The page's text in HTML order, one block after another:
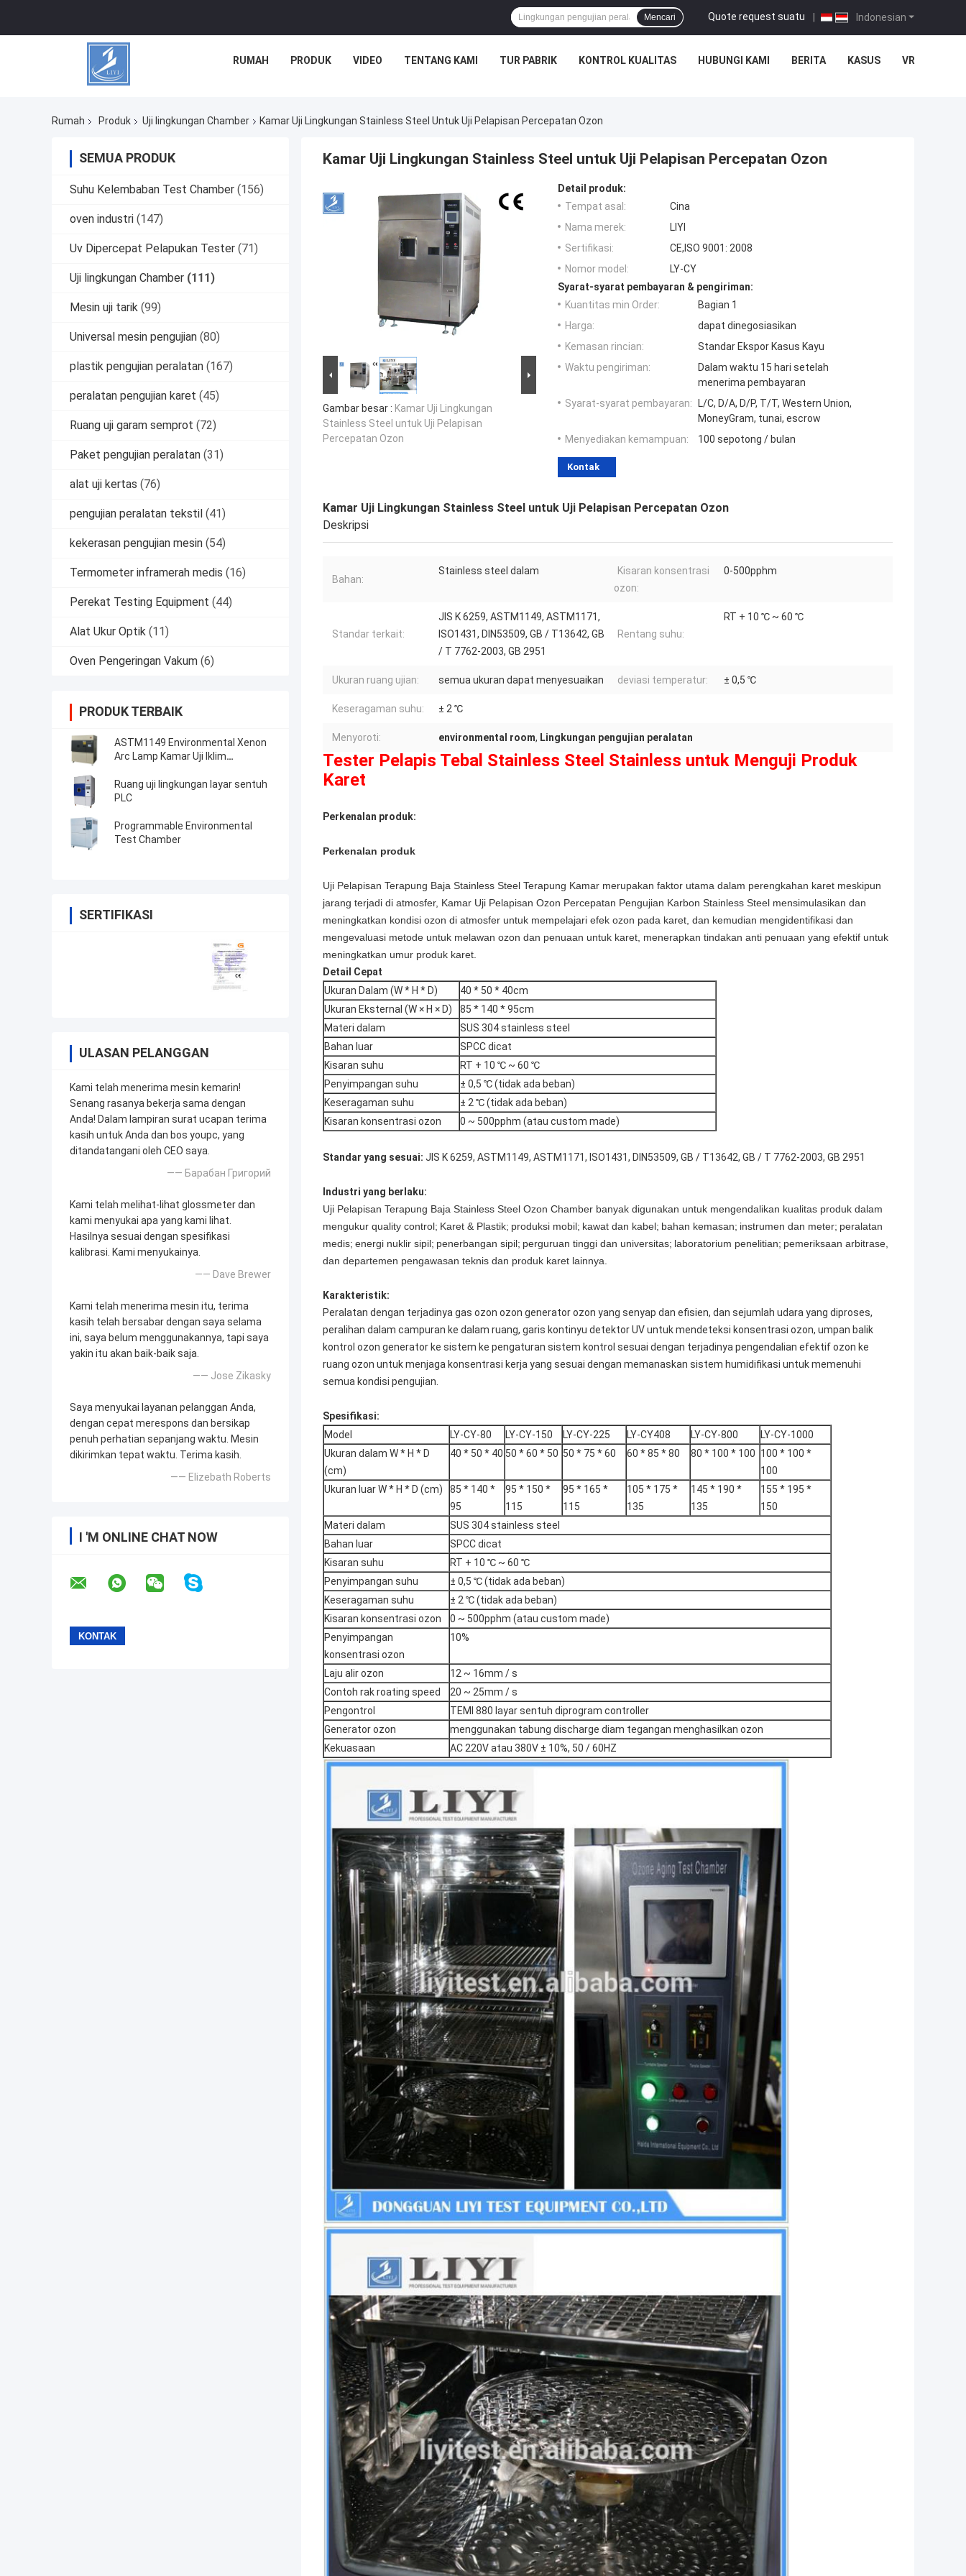
Indonesian
Quote request suatu |
Mencari
RUMAH PRODUK VIDEO TENTANG KAMI TUR PABRIK KONTROL KUALITAS HUBUNGI KAMI BERITA KASUS VR
Rumah Produk Uji lingkungan Chamber Kamar Uji Lingkungan Stainless Steel Untuk Uji Pelapisan Percepatan Ozon
SEMUA PRODUK
Suhu Kelembaban Test Chamber (156)
oven industri (147)
Uv Dipercepat Pelapukan Tester (71)
Uji lingkungan Chamber (111)
Mesin uji tarik (99)
Universal mesin pengujian (80)
plastik pengujian peralatan (167)
peralatan pengujian karet (45)
Ruang uji garam semprot (72)
Paket pengujian peralatan (31)
alat uji kertas (76)
pengujian peralatan tekstil (41)
kekerasan pengujian mesin (54)
Termometer inframerah medis (16)
Perekat Testing Equipment (44)
Alat Ukur Optik (11)
Oven Pengeringan Vakum (6)
PRODUK TERBAIK
ASTM1149 Environmental Xenon
Arc Lamp Kamar Uji Iklim
Ruang uji lingkungan layar sentuh
PLC
Programmable Environmental
Test Chamber
SERTIFIKASI
ULASAN PELANGGAN
Kami telah menerima mesin kemarin!
Senang rasanya bekerja sama dengan
Anda! Dalam lampiran surat ucapan terima
kasih untuk Anda dan bos youpc, yang
ditandatangani oleh CEO saya.
—— Барабан Григорий
Kami telah melihat-lihat glossmeter dan
kami menyukai apa yang kami lihat.
Hasilnya sesuai dengan spesifikasi
kalibrasi. Kami menyukainya.
—— Dave Brewer
Kami telah menerima mesin itu, terima
kasih telah bersabar dengan saya selama
ini, saya belum menggunakannya, tapi saya
yakin itu akan baik-baik saja.
—— Jose Zikasky
Saya menyukai layanan pelanggan Anda,
dengan cepat merespons dan bersikap
penuh perhatian sepanjang waktu. Mesin
dikirimkan tepat waktu. Terima kasih.
—— Elizebath Roberts
I 'M ONLINE CHAT NOW
Kamar Uji Lingkungan Stainless Steel untuk Uji Pelapisan Percepatan Ozon
Gambar besar : Kamar Uji Lingkungan
Stainless Steel untuk Uji Pelapisan
Percepatan Ozon
Detail produk:
Tempat asal:
Cina
Nama merek:
LIYI
Sertifikasi:
CE,ISO 9001: 2008
Nomor model:
LY-CY
Syarat-syarat pembayaran & pengiriman:
Kuantitas min Order:
Bagian 1
Harga:
dapat dinegosiasikan
Kemasan rincian:
Standar Ekspor Kasus Kayu
Waktu pengiriman:
Dalam waktu 15 hari setelah
menerima pembayaran
Syarat-syarat pembayaran:
L/C, D/A, D/P, T/T, Western Union,
MoneyGram, tunai, escrow
Menyediakan kemampuan:
100 sepotong / bulan
Kontak
Kamar Uji Lingkungan Stainless Steel untuk Uji Pelapisan Percepatan Ozon
Deskripsi
Bahan:
Stainless steel dalam
Kisaran konsentrasi
ozon:
0-500pphm
Standar terkait:
JIS K 6259, ASTM1149, ASTM1171,
ISO1431, DIN53509, GB / T13642, GB
/ T 7762-2003, GB 2951
Rentang suhu:
RT + 10 ℃ ~ 60 ℃
Ukuran ruang ujian: semua ukuran dapat menyesuaikan deviasi temperatur: ± 0,5 ℃
Keseragaman suhu: ± 2 ℃
Menyoroti: environmental room, Lingkungan pengujian peralatan
Tester Pelapis Tebal Stainless Steel Stainless untuk Menguji Produk
Karet
Perkenalan produk:
Perkenalan produk
Uji Pelapisan Terapung Baja Stainless Steel Terapung Kamar merupakan faktor utama dalam perengkahan karet meskipun
jarang terjadi di atmosfer, Kamar Uji Pelapisan Ozon Percepatan Pengujian Karbon Stainless Steel mensimulasikan dan
meningkatkan kondisi ozon di atmosfer untuk mempelajari efek ozon pada karet, dan kemudian mengidentifikasi dan
mengevaluasi metode untuk melawan ozon dan penuaan untuk karet, menerapkan tindakan anti penuaan yang efektif untuk
meningkatkan umur produk karet.
Detail Cepat
Ukuran Dalam (W * H * D)
40 * 50 * 40cm
Ukuran Eksternal (W × H × D)
85 * 140 * 95cm
Materi dalam
SUS 304 stainless steel
Bahan luar
SPCC dicat
Kisaran suhu
RT + 10 ℃ ~ 60 ℃
Penyimpangan suhu
± 0,5 ℃ (tidak ada beban)
Keseragaman suhu
± 2 ℃ (tidak ada beban)
Kisaran konsentrasi ozon
0 ~ 500pphm (atau custom made)
Standar yang sesuai: JIS K 6259, ASTM1149, ASTM1171, ISO1431, DIN53509, GB / T13642, GB / T 7762-2003, GB 2951
Industri yang berlaku:
Uji Pelapisan Terapung Baja Stainless Steel Ozon Chamber banyak digunakan untuk mengendalikan kualitas produk dalam
mengukur quality control; Karet & Plastik; produksi mobil; kawat dan kabel; bahan kemasan; instrumen dan meter; peralatan
medis; energi nuklir sipil; penerbangan sipil; perguruan tinggi dan universitas; laboratorium penelitian; pemeriksaan arbitrase,
dan departemen pengawasan teknis dan produk karet lainnya.
Karakteristik:
Peralatan dengan terjadinya gas ozon ozon generator ozon yang senyap dan efisien, dan sejumlah udara yang diproses,
peralihan dalam campuran ke dalam ruang, garis kontinyu detektor UV untuk mendeteksi konsentrasi ozon, umpan balik
kontrol ozon generator ke sistem ke pengaturan sistem kontrol sesuai dengan terjadinya pengendalian efektif ozon ke
ruang ozon untuk menjaga konsentrasi kerja yang sesuai dengan memanaskan sistem humidifikasi untuk memenuhi
semua kondisi pengujian.
Spesifikasi:
Model
LY-CY-80 LY-CY-150 LY-CY-225 LY-CY408 LY-CY-800
LY-CY-1000
Ukuran dalam W * H * D
(cm)
40 * 50 * 40 50 * 60 * 50 50 * 75 * 60 60 * 85 * 80 80 * 100 * 100 100 * 100 *
100
Ukuran luar W * H * D (cm)
85 * 140 *
95
95 * 150 *
115
95 * 165 *
115
105 * 175 *
135
145 * 190 *
135
155 * 195 *
150
Materi dalam
SUS 304 stainless steel
Bahan luar
SPCC dicat
Kisaran suhu
RT + 10 ℃ ~ 60 ℃
Penyimpangan suhu
± 0,5 ℃ (tidak ada beban)
Keseragaman suhu
± 2 ℃ (tidak ada beban)
Kisaran konsentrasi ozon
0 ~ 500pphm (atau custom made)
Penyimpangan
konsentrasi ozon
10%
Laju alir ozon
12 ~ 16mm / s
Contoh rak roating speed
20 ~ 25mm / s
Pengontrol
TEMI 880 layar sentuh diprogram controller
Generator ozon
menggunakan tabung discharge diam tegangan menghasilkan ozon
Kekuasaan
AC 220V atau 380V ± 10%, 50 / 60HZ